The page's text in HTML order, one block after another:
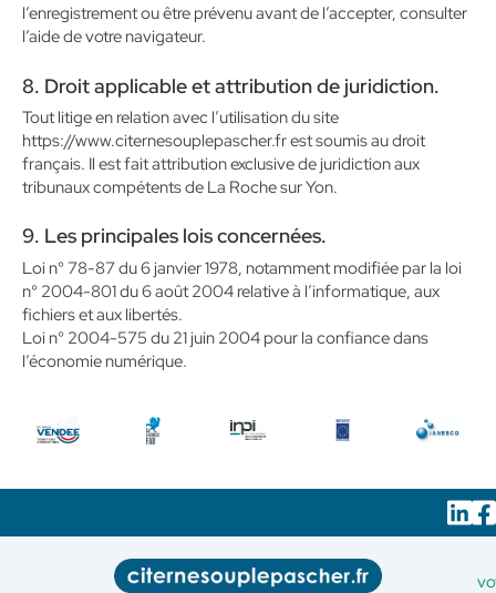
l’enregistrement ou être prévenu avant de l’accepter, consulter
l’aide de votre navigateur.
8. Droit applicable et attribution de juridiction.
Tout litige en relation avec l’utilisation du site
https://www.citernesouplepascher.fr est soumis au droit
français. Il est fait attribution exclusive de juridiction aux
tribunaux compétents de La Roche sur Yon.
9. Les principales lois concernées.
Loi n° 78-87 du 6 janvier 1978, notamment modifiée par la loi
n° 2004-801 du 6 août 2004 relative à l’informatique, aux
fichiers et aux libertés.
Loi n° 2004-575 du 21 juin 2004 pour la confiance dans
l’économie numérique.